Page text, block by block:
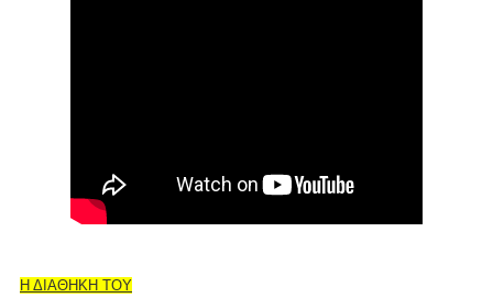
Η ΔΙΑΘΗΚΗ ΤΟΥ